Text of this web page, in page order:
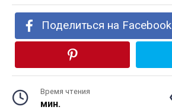
Поделиться на Facebook
Время чтения
мин.